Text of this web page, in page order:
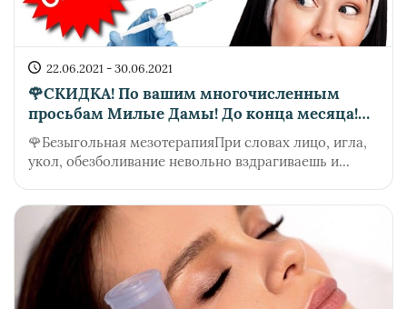
22.06.2021 - 30.06.2021
🌹СКИДКА! По вашим многочисленным
просьбам Милые Дамы! До конца месяца!
Торопитесь количество чудо препарата
ограниченно!
🌹Безыгольная мезотерапияПри словах лицо, игла,
укол, обезболивание невольно вздрагиваешь и...